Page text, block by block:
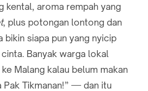
kental, aroma rempah yang
, plus potongan lontong dan
bikin siapa pun yang nyicip
Banyak warga lokal
Malang kalau belum makan
Pak Tikmanan!” — dan itu